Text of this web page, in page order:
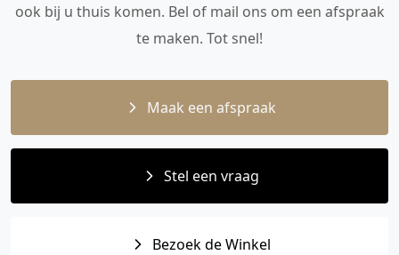
ook bij u thuis komen. Bel of mail ons om een afspraak
te maken. Tot snel!
Maak een afspraak
Stel een vraag
Bezoek de Winkel